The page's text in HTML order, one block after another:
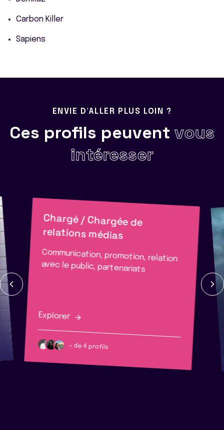
Carbon Killer
Sapiens
ENVIE D'ALLER PLUS LOIN ?
Ces profils peuvent vous
intéresser
Chargé / Chargée de
relations médias
Communication, promotion, relation
avec le public, partenariats
Explorer
+ de 4 profils